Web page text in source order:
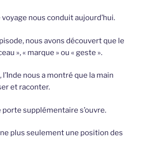
voyage nous conduit aujourd’hui.
nous avons découvert que le
», « marque » ou « geste ».
nous a montré que la main
et raconter.
porte supplémentaire s’ouvre.
plus seulement une position des